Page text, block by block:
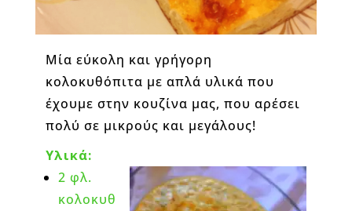
Μία εύκολη και γρήγορη
κολοκυθόπιτα με απλά υλικά που
έχουμε στην κουζίνα μας, που αρέσει
πολύ σε μικρούς και μεγάλους!
Υλικά:
2 φλ.
κολοκυθ